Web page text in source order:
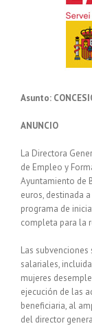
Asunto:
ANUNCIO
La Directora
de Empleo y
Ayuntamiento de
euros, destinada
programa de
completa para la
Las
salariales,
mujeres
ejecución de las
beneficiaria, al
del director